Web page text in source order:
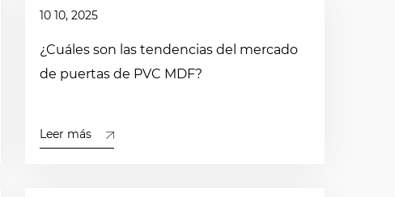
10 10, 2025
¿Cuáles son las tendencias del mercado
de puertas de PVC MDF?
Leer más